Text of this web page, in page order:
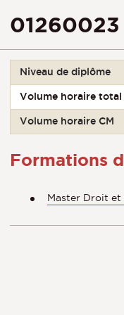
Niveau de diplôme
Volume horaire total
Volume horaire CM
Formations
Master Droit